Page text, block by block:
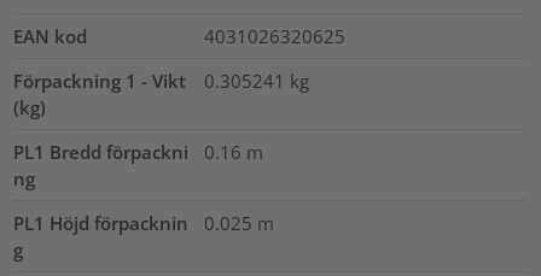
EAN kod
4031026320625
Förpackning 1 - Vikt
(kg)
0.305241 kg
PL1 Bredd förpackni
ng
0.16 m
PL1 Höjd förpacknin
g
0.025 m